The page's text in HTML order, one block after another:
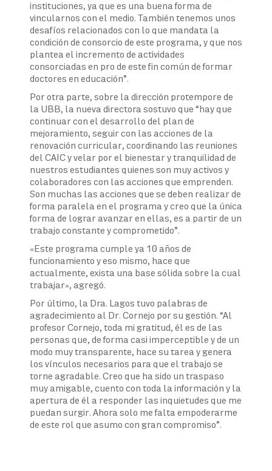
instituciones, ya que es una buena forma de
vincularnos con el medio. También tenemos unos
desafíos relacionados con lo que mandata la
condición de consorcio de este programa, y que nos
plantea el incremento de actividades
consorciadas en pro de este fin común de formar
doctores en educación”.
Por otra parte, sobre la dirección protempore de
la UBB, la nueva directora sostuvo que “hay que
continuar con el desarrollo del plan de
mejoramiento, seguir con las acciones de la
renovación curricular, coordinando las reuniones
del CAIC y velar por el bienestar y tranquilidad de
nuestros estudiantes quienes son muy activos y
colaboradores con las acciones que emprenden.
Son muchas las acciones que se deben realizar de
forma paralela en el programa y creo que la única
forma de lograr avanzar en ellas, es a partir de un
trabajo constante y comprometido”.
«Este programa cumple ya 10 años de
funcionamiento y eso mismo, hace que
actualmente, exista una base sólida sobre la cual
trabajar», agregó.
Por último, la Dra. Lagos tuvo palabras de
agradecimiento al Dr. Cornejo por su gestión. “Al
profesor Cornejo, toda mi gratitud, él es de las
personas que, de forma casi imperceptible y de un
modo muy transparente, hace su tarea y genera
los vínculos necesarios para que el trabajo se
torne agradable. Creo que ha sido un traspaso
muy amigable, cuento con toda la información y la
apertura de él a responder las inquietudes que me
puedan surgir. Ahora solo me falta empoderarme
de este rol que asumo con gran compromiso”.